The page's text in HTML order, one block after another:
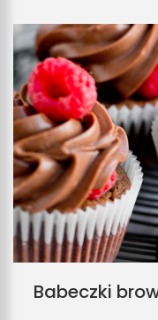
Babeczki